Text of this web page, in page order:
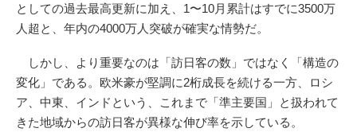
としての過去最高更新に加え、1〜10月累計はすでに3500万
人超と、年内の4000万人突破が確実な情勢だ。
しかし、より重要なのは「訪日客の数」ではなく「構造の
変化」である。欧米豪が堅調に2桁成長を続ける一方、ロシ
ア、中東、インドという、これまで「準主要国」と扱われて
きた地域からの訪日客が異様な伸び率を示している。